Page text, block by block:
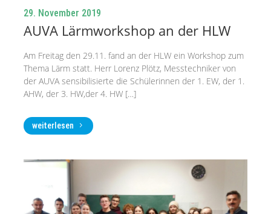
29. November 2019
AUVA Lärmworkshop an der HLW
Am Freitag den 29.11. fand an der HLW ein Workshop zum
Thema Lärm statt. Herr Lorenz Plötz, Messtechniker von
der AUVA sensibilisierte die Schülerinnen der 1. EW, der 1.
AHW, der 3. HW,der 4. HW […]
weiterlesen